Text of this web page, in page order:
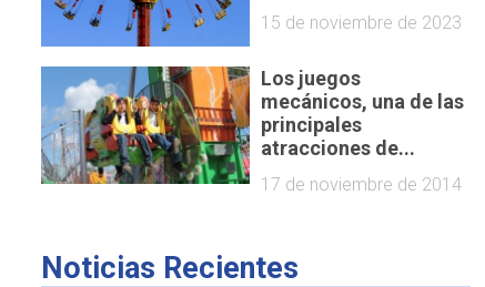
15 de noviembre de 2023
Los juegos
mecánicos, una de las
principales
atracciones de...
17 de noviembre de 2014
Noticias Recientes